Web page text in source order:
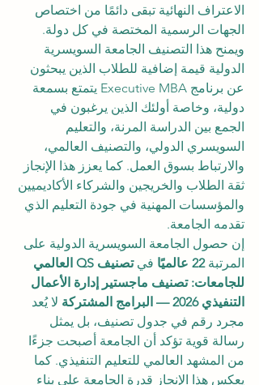
الاعتراف النهائية تبقى دائمًا من اختصاص
الجهات الرسمية المختصة في كل دولة.
ويمنح هذا التصنيف الجامعة السويسرية
الدولية قيمة إضافية للطلاب الذين يبحثون
عن برنامج Executive MBA يتمتع بسمعة
دولية، وخاصة أولئك الذين يرغبون في
الجمع بين الدراسة المرنة، والتعليم
السويسري الدولي، والتصنيف العالمي،
والارتباط بسوق العمل. كما يعزز هذا الإنجاز
ثقة الطلاب والخريجين والشركاء الأكاديميين
والمؤسسات المهنية في جودة التعليم الذي
تقدمه الجامعة.
إن حصول الجامعة السويسرية الدولية على
المرتبة 22 عالميًا في
تصنيف QS العالمي
للجامعات: تصنيف ماجستير إدارة الأعمال
التنفيذي 2026 — البرامج المشتركة
لا يُعد
مجرد رقم في جدول تصنيف، بل يمثل
رسالة قوية تؤكد أن الجامعة أصبحت جزءًا
من المشهد العالمي للتعليم التنفيذي. كما
يعكس هذا الإنجاز قدرة الجامعة على بناء